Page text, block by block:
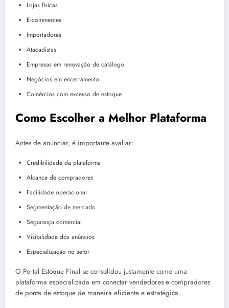
Lojas físicas
E-commerces
Importadores
Atacadistas
Empresas em renovação de catálogo
Negócios em encerramento
Comércios com excesso de estoque
Como Escolher a Melhor Plataforma
Antes de anunciar, é importante avaliar:
Credibilidade da plataforma
Alcance de compradores
Facilidade operacional
Segmentação de mercado
Segurança comercial
Visibilidade dos anúncios
Especialização no setor
O Portal Estoque Final se consolidou justamente como uma
plataforma especializada em conectar vendedores e compradores
de ponta de estoque de maneira eficiente e estratégica.